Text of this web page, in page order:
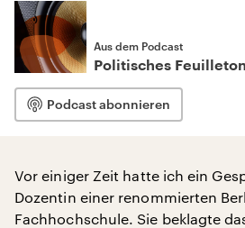
Aus dem Podcast
Politisches Feuilleton
Podcast abonnieren
Vor einiger Zeit hatte ich ein
Dozentin einer renommierten
Fachhochschule. Sie beklagte